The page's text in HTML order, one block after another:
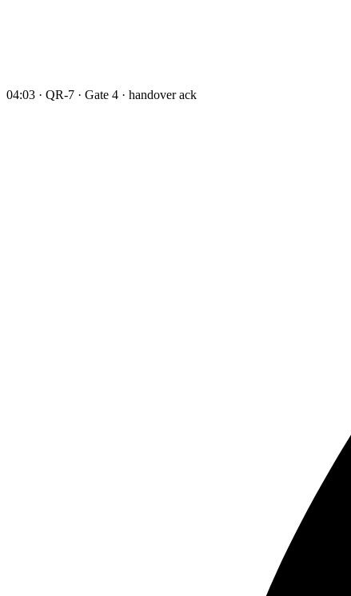
04:03 · QR-7 · Gate 4 · handover ack